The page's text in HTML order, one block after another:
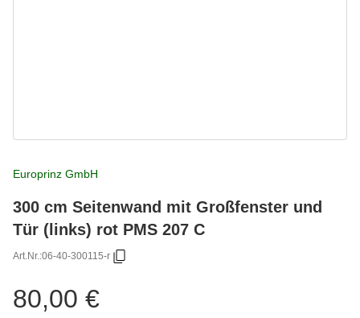
Europrinz GmbH
300 cm Seitenwand mit Großfenster und
Tür (links) rot PMS 207 C
Art.Nr.:06-40-300115-r
80,00 €